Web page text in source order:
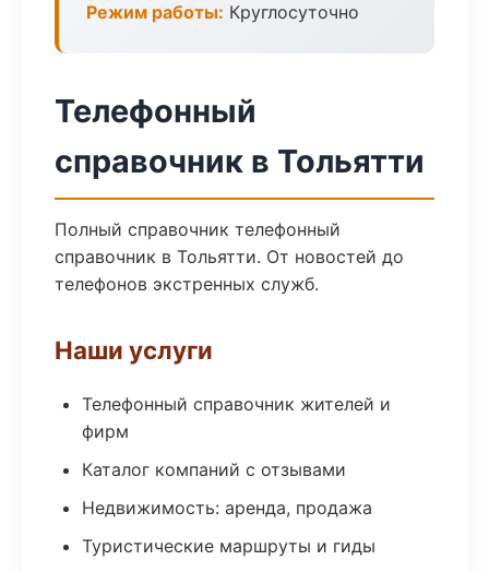
Режим работы: Круглосуточно
Телефонный
справочник в Тольятти
Полный справочник телефонный
справочник в Тольятти. От новостей до
телефонов экстренных служб.
Наши услуги
Телефонный справочник жителей и
фирм
Каталог компаний с отзывами
Недвижимость: аренда, продажа
Туристические маршруты и гиды